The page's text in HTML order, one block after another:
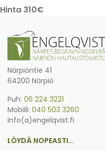
Hinta 310€
Närpiöntie 41
64200 Närpiö
Puh: 06 224 3221
Mobiili: 040 503 3260
info(a)engelqvist.fi
LÖYDÄ NOPEASTI...